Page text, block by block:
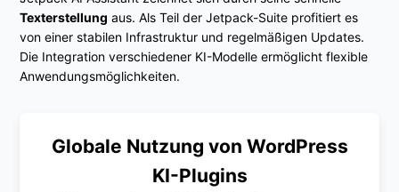
Texterstellung aus. Als Teil der Jetpack-Suite profitiert es
von einer stabilen Infrastruktur und regelmäßigen Updates.
Die Integration verschiedener KI-Modelle ermöglicht flexible
Anwendungsmöglichkeiten.
Globale Nutzung von WordPress
KI-Plugins